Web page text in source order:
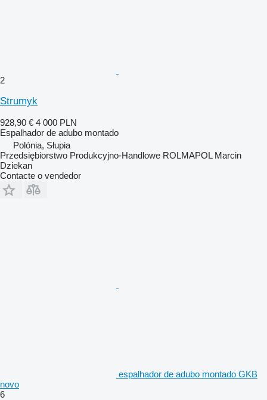
2
Strumyk
928,90 € 4 000 PLN
Espalhador de adubo montado
Polónia, Słupia
Przedsiębiorstwo Produkcyjno-Handlowe ROLMAPOL Marcin
Dziekan
Contacte o vendedor
espalhador de adubo montado GKB
novo
6